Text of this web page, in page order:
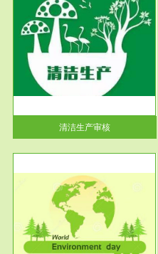
清洁生产审核
服务范围
安全评价
安全评价安全评价目的是查找、
分析和预测工程、系统、生产经
营活...
服务范围
VOCs在线监测